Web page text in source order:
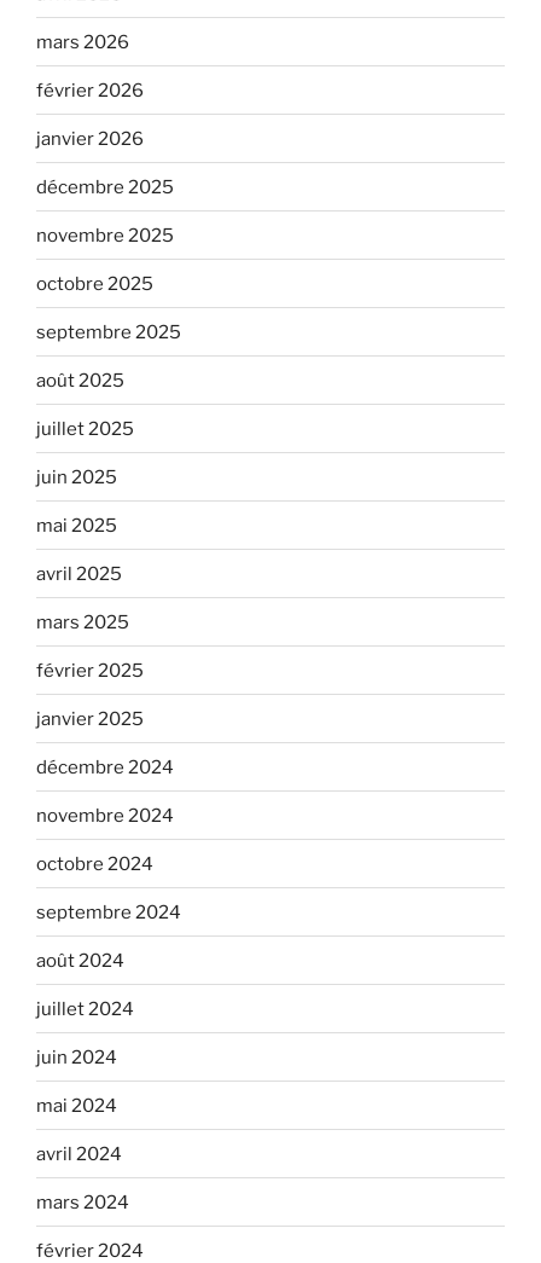
mars 2026
février 2026
janvier 2026
décembre 2025
novembre 2025
octobre 2025
septembre 2025
août 2025
juillet 2025
juin 2025
mai 2025
avril 2025
mars 2025
février 2025
janvier 2025
décembre 2024
novembre 2024
octobre 2024
septembre 2024
août 2024
juillet 2024
juin 2024
mai 2024
avril 2024
mars 2024
février 2024